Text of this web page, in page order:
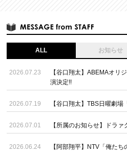
ALL お知らせ
2026.07.23
【谷口翔太】ABEMAオリ
演決定!!
2026.07.19 【谷口翔太】TBS日曜劇
2026.07.01 【所属のお知らせ】ドラ
2026.06.24 【阿部翔平】NTV「俺た